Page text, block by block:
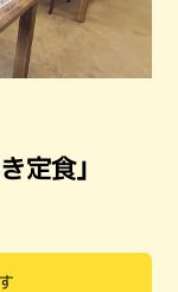
定食」